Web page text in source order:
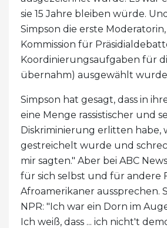
sie 15 Jahre bleiben würde.
Simpson die erste
Kommission für
Koordinierungsaufgaben für
übernahm) ausgewählt
Simpson hat gesagt, dass in
eine Menge rassistischer und
Diskriminierung erlitten habe,
gestreichelt wurde und
mir sagten." Aber bei ABC
für sich selbst und für andere
Afroamerikaner aussprechen.
NPR: "Ich war ein Dorn im
Ich weiß, dass ... ich nicht't